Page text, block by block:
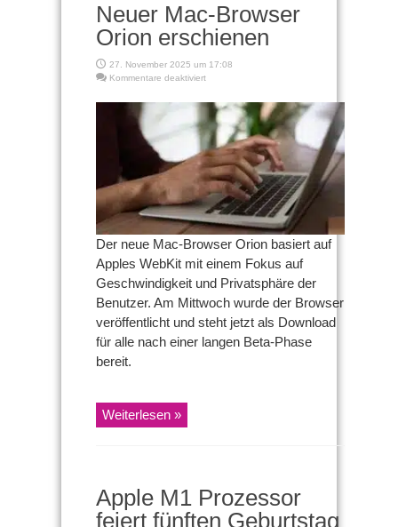
Neuer Mac-Browser
Orion erschienen
27. November 2025 um 17:08
Kommentare deaktiviertfür
Mac-
Browser
Orion
erschienen
Der neue Mac-Browser Orion basiert auf
Apples WebKit mit einem Fokus auf
Geschwindigkeit und Privatsphäre der
Benutzer. Am Mittwoch wurde der Browser
veröffentlicht und steht jetzt als Download
für alle nach einer langen Beta-Phase
bereit.
Weiterlesen »
Apple M1 Prozessor
feiert fünften Geburtstag